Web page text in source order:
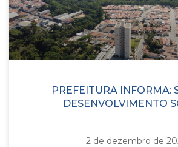
PREFEITURA INFORMA:
DESENVOLVIMENTO
2 de dezembro de